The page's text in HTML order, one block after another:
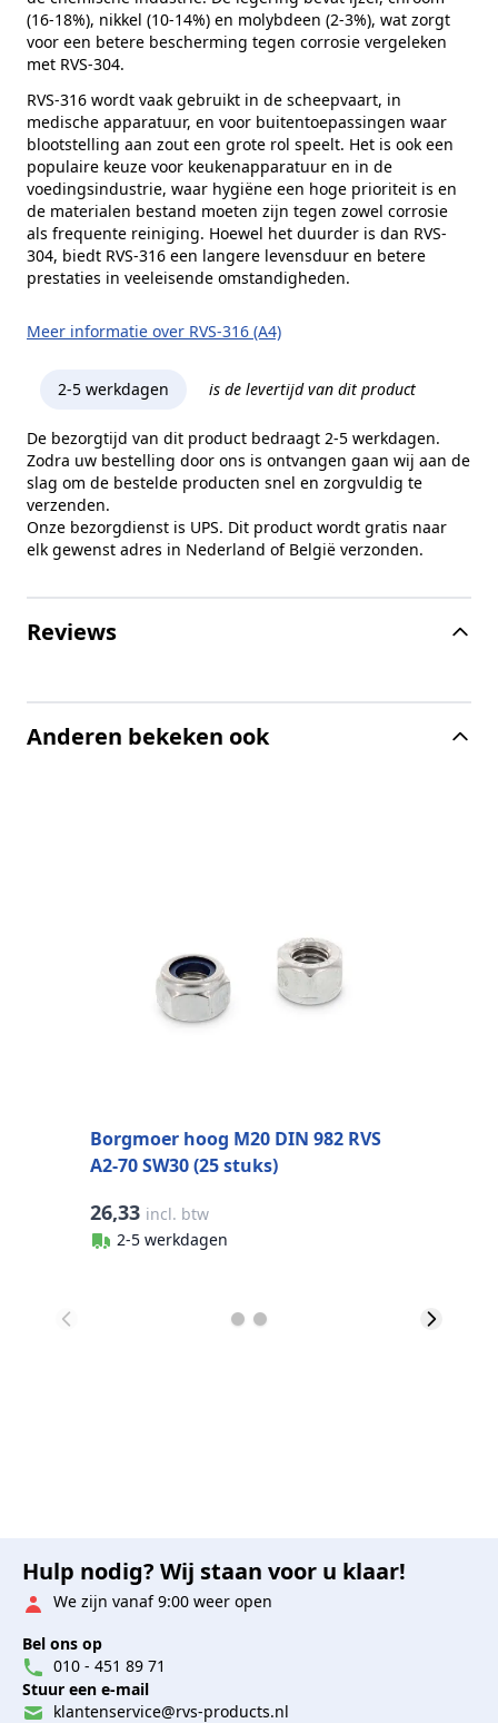
(16-18%), nikkel (10-14%) en molybdeen (2-3%), wat zorgt
voor een betere bescherming tegen corrosie vergeleken
met RVS-304.
RVS-316 wordt vaak gebruikt in de scheepvaart, in
medische apparatuur, en voor buitentoepassingen waar
blootstelling aan zout een grote rol speelt. Het is ook een
populaire keuze voor keukenapparatuur en in de
voedingsindustrie, waar hygiëne een hoge prioriteit is en
de materialen bestand moeten zijn tegen zowel corrosie
als frequente reiniging. Hoewel het duurder is dan RVS-
304, biedt RVS-316 een langere levensduur en betere
prestaties in veeleisende omstandigheden.
Meer informatie over RVS-316 (A4)
2-5 werkdagen is de levertijd van dit product
De bezorgtijd van dit product bedraagt 2-5 werkdagen.
Zodra uw bestelling door ons is ontvangen gaan wij aan de
slag om de bestelde producten snel en zorgvuldig te
verzenden.
Onze bezorgdienst is UPS. Dit product wordt gratis naar
elk gewenst adres in Nederland of België verzonden.
Reviews
Anderen bekeken ook
Borgmoer hoog M20 DIN 982 RVS
A2-70 SW30 (25 stuks)
26,33 incl. btw
2-5 werkdagen
Hulp nodig? Wij staan voor u klaar!
We zijn vanaf 9:00 weer open
Bel ons op
010 - 451 89 71
Stuur een e-mail
klantenservice@rvs-products.nl